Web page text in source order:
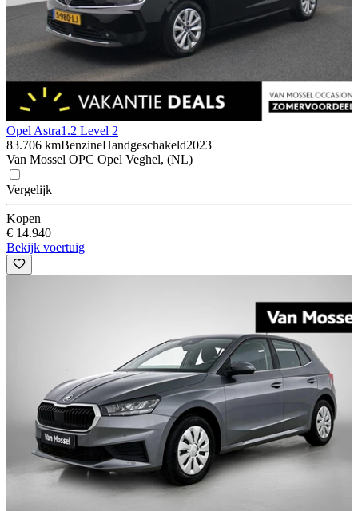
Opel Astra1.2 Level 2
83.706 kmBenzineHandgeschakeld2023
Van Mossel OPC Opel Veghel, (NL)
Vergelijk
Kopen
€ 14.940
Bekijk voertuig